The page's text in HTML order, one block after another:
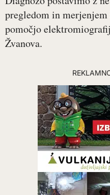
pregledom in
pomočjo
Žvanova.